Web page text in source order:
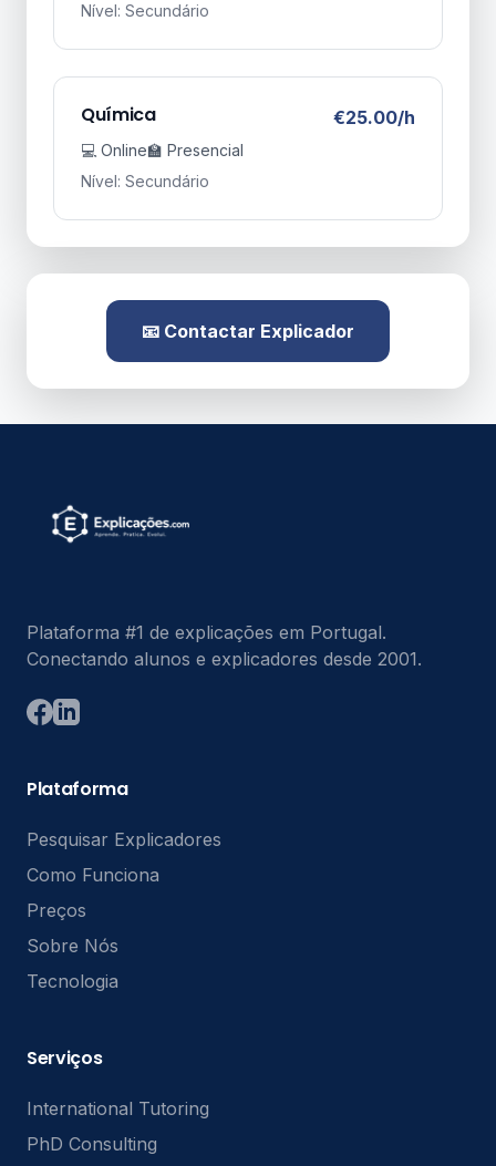
Nível: Secundário
Química €25.00/h
💻 Online🏫 Presencial
Nível: Secundário
📧 Contactar Explicador
Plataforma #1 de explicações em Portugal.
Conectando alunos e explicadores desde 2001.
Plataforma
Pesquisar Explicadores
Como Funciona
Preços
Sobre Nós
Tecnologia
Serviços
International Tutoring
PhD Consulting